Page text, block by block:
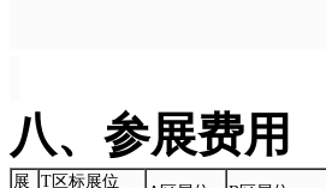
八、 参展费用
展 T区标展位